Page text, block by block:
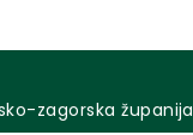
zagorska županija